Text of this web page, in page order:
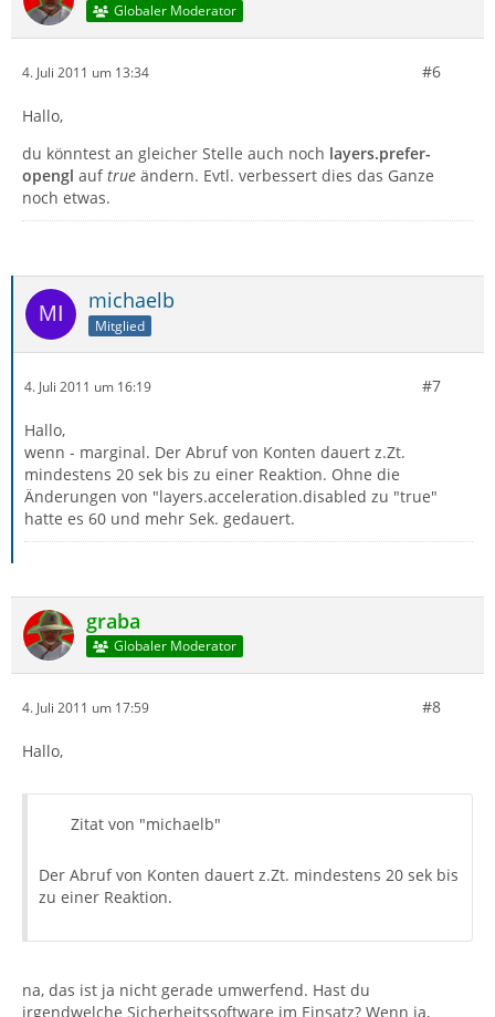
Globaler Moderator
4. Juli 2011 um 13:34 #6
Hallo,
du könntest an gleicher Stelle auch noch layers.prefer-
opengl auftrue ändern. Evtl. verbessert dies das Ganze
noch etwas.
michaelb
Mitglied
4. Juli 2011 um 16:19 #7
Hallo,
wenn - marginal. Der Abruf von Konten dauert z.Zt.
mindestens 20 sek bis zu einer Reaktion. Ohne die
Änderungen von "layers.acceleration.disabled zu "true"
hatte es 60 und mehr Sek. gedauert.
graba
Globaler Moderator
4. Juli 2011 um 17:59 #8
Hallo,
Zitat von "michaelb"
Der Abruf von Konten dauert z.Zt. mindestens 20 sek bis
zu einer Reaktion.
na, das ist ja nicht gerade umwerfend. Hast du
irgendwelche Sicherheitssoftware im Einsatz? Wenn ja,